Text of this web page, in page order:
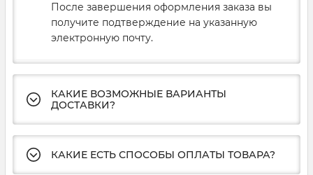
После завершения оформления заказа вы
получите подтверждение на указанную
электронную почту.
КАКИЕ ВОЗМОЖНЫЕ ВАРИАНТЫ
ДОСТАВКИ?
КАКИЕ ЕСТЬ СПОСОБЫ ОПЛАТЫ ТОВАРА?